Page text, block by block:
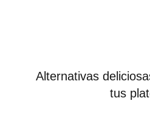
Alternativas
tus